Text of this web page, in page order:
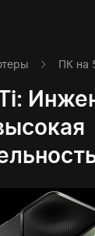
ПК на